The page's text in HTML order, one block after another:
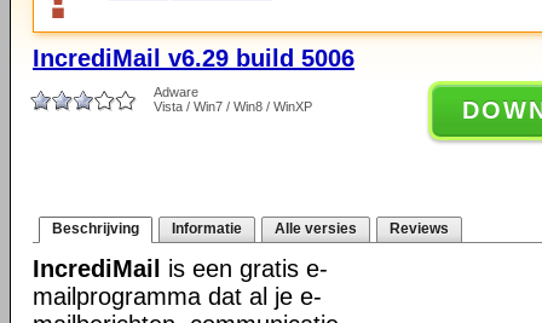
IncrediMail v6.29 build 5006
Adware
Vista / Win7 / Win8 / WinXP
Beschrijving Informatie Alle versies Reviews
IncrediMail
is een gratis e-
mailprogramma dat al je e-